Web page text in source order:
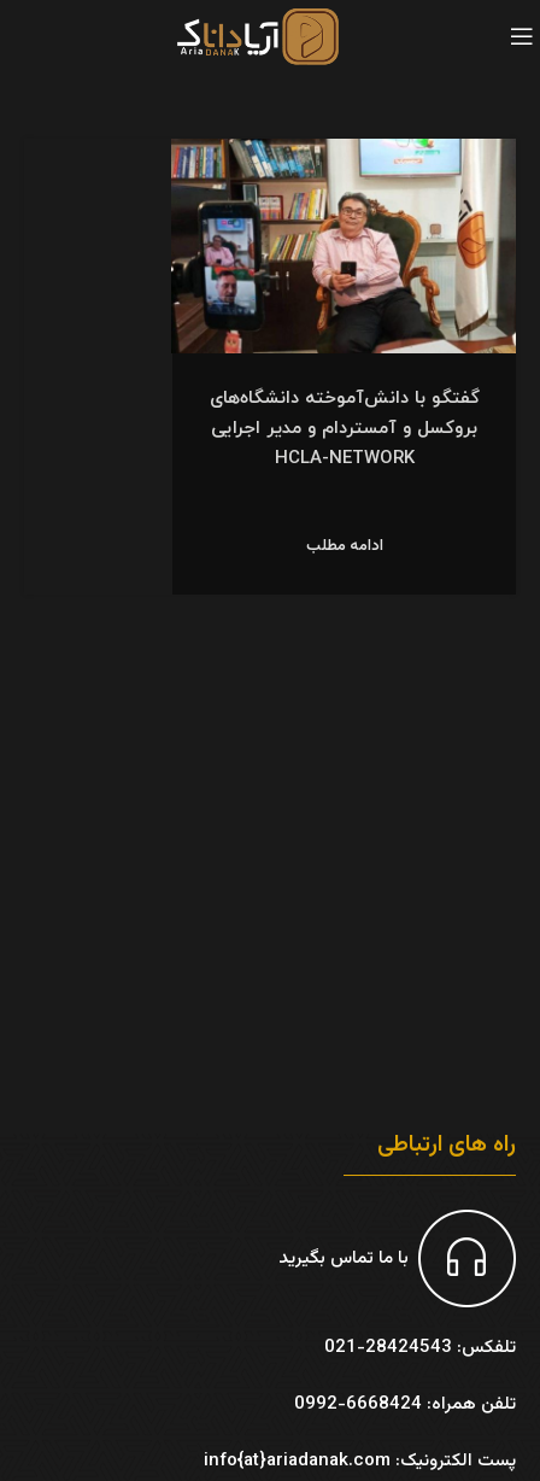
گفتگو با دانش‌آموخته دانشگاه‌های
بروکسل و آمستردام و مدیر اجرایی
HCLA-NETWORK
ادامه مطلب
راه های ارتباطی
با ما تماس بگیرید
تلفکس: 28424543-021
تلفن همراه: 6668424-0992
پست الکترونیک: info{at}ariadanak.com